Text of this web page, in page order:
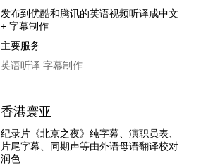
发布到优酷和腾讯的英语视频听译成中文
+ 字幕制作
主要服务
英语听译 字幕制作
香港寰亚
纪录片《北京之夜》纯字幕、演职员表、
片尾字幕、同期声等​由外语母语翻译校对
润色